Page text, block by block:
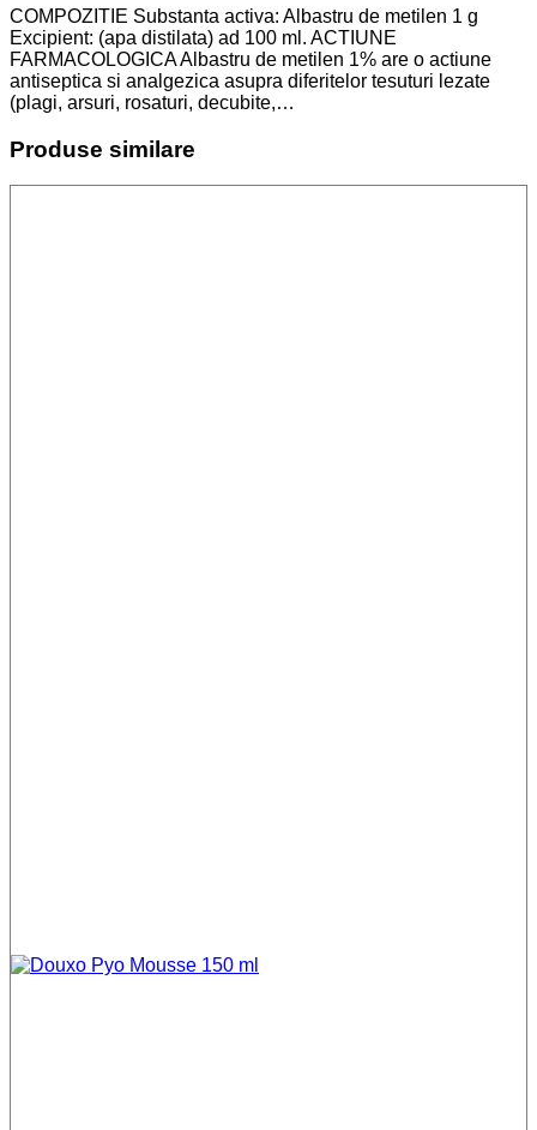
COMPOZITIE Substanta activa: Albastru de metilen 1 g
Excipient: (apa distilata) ad 100 ml. ACTIUNE
FARMACOLOGICA Albastru de metilen 1% are o actiune
antiseptica si analgezica asupra diferitelor tesuturi lezate
(plagi, arsuri, rosaturi, decubite,…
Produse similare